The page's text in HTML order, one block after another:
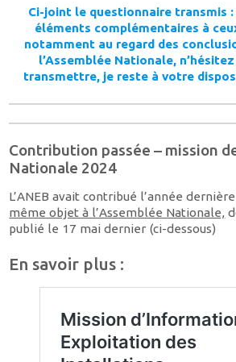
Ci-joint le questionnaire transmis :
éléments complémentaires à
notamment au regard des
l’Assemblée Nationale,
transmettre, je reste à votre
Contribution passée – mission
Nationale 2024
L’ANEB avait contribué l’année
même objet à l’Assemblée Nationale,
publié le 17 mai dernier (ci-dessous)
En savoir plus :